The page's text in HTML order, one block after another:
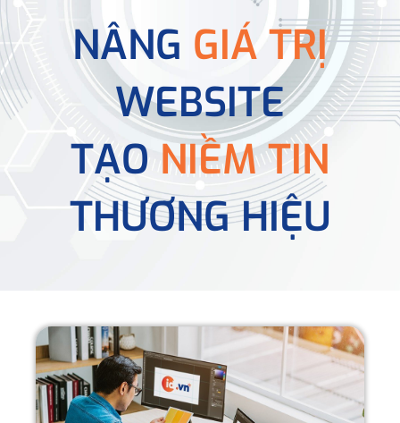
NÂNG GIÁ TRỊ
WEBSITE
TẠONIỀM TIN
THƯƠNG HIỆU